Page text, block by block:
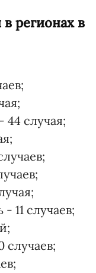
регионах в
44 случая;
11 случаев;
случаев;